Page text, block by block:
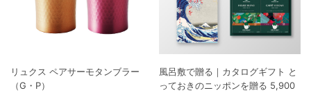
リュクス ペアサーモタンブラー
（G・P）
風呂敷で贈る｜カタログギフト と
っておきのニッポンを贈る 5,900